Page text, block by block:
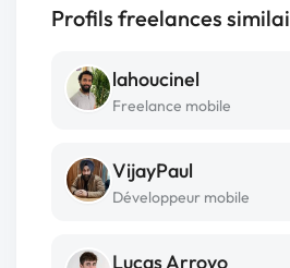
Profils freelances
lahoucinel
Freelance mobile
VijayPaul
Développeur mobile
Lucas Arroyo